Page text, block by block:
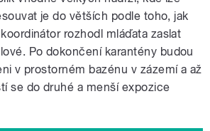
je do větších podle toho, jak
rozhodl mláďata zaslat
Po dokončení karantény budou
v prostorném bazénu v zázemí a až
se do druhé a menší expozice